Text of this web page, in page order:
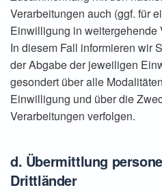
Verarbeitungen auch (ggf. für
Einwilligung in weitergehende
In diesem Fall informieren wir
der Abgabe der jeweiligen
gesondert über alle
Einwilligung und über die
Verarbeitungen verfolgen.
d. Übermittlung
Drittländer